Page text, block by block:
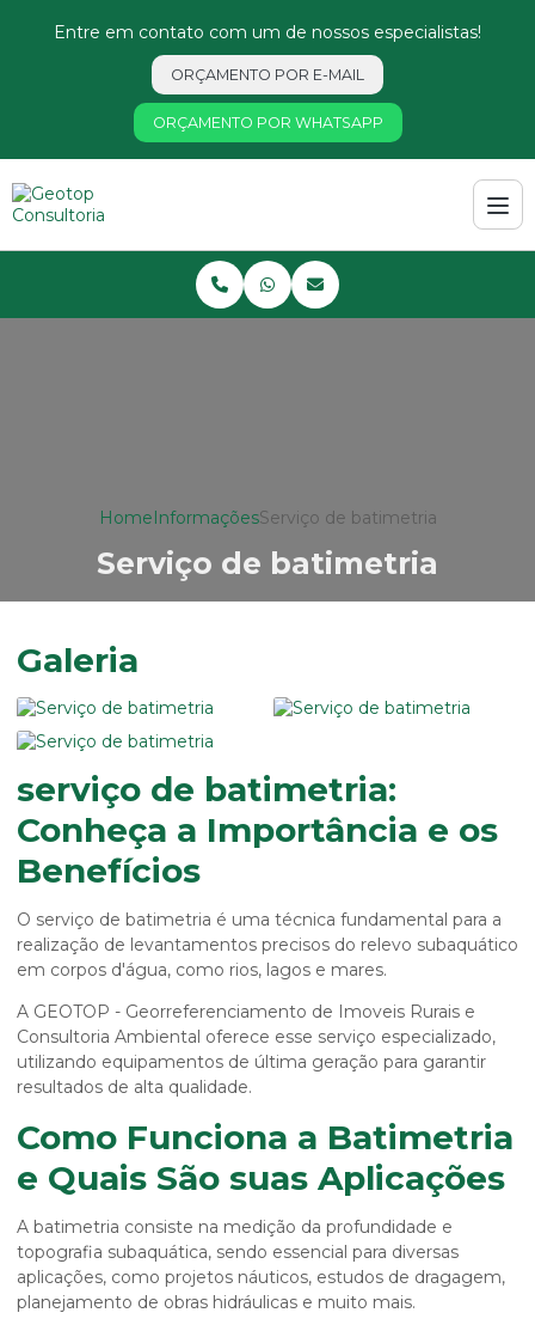
Entre em contato com um de nossos especialistas!
ORÇAMENTO POR E-MAIL
ORÇAMENTO POR WHATSAPP
HomeInformaçõesServiço de batimetria
Serviço de batimetria
Galeria
serviço de batimetria:
Conheça a Importância e os
Benefícios
O serviço de batimetria é uma técnica fundamental para a
realização de levantamentos precisos do relevo subaquático
em corpos d'água, como rios, lagos e mares.
A GEOTOP - Georreferenciamento de Imoveis Rurais e
Consultoria Ambiental oferece esse serviço especializado,
utilizando equipamentos de última geração para garantir
resultados de alta qualidade.
Como Funciona a Batimetria
e Quais São suas Aplicações
A batimetria consiste na medição da profundidade e
topografia subaquática, sendo essencial para diversas
aplicações, como projetos náuticos, estudos de dragagem,
planejamento de obras hidráulicas e muito mais.